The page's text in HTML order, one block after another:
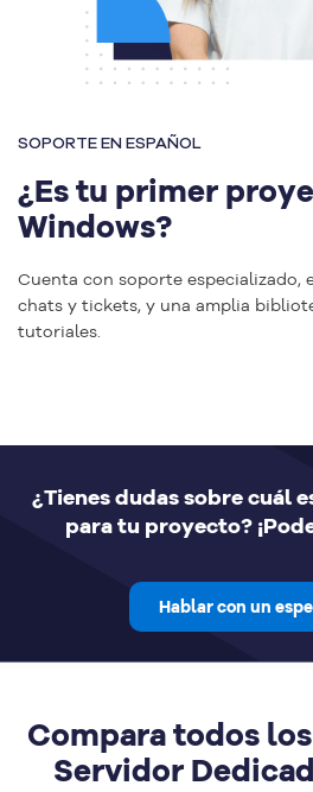
SOPORTE EN ESPAÑOL
¿Es tu primer
Windows?
Cuenta con soporte especializado,
chats y tickets, y una amplia
tutoriales.
¿Tienes dudas sobre cuál
para tu proyecto?
Hablar con un
Compara todos
Servidor